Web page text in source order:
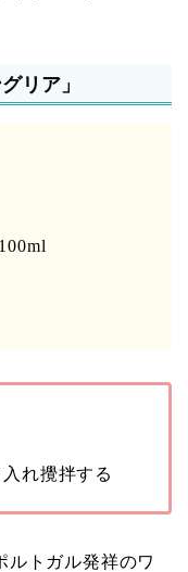
リア」
れ攪拌する
ルトガル発祥のワ